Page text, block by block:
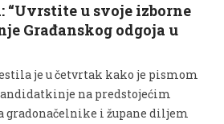
“Uvrstite u svoje izborne
Građanskog odgoja u
je u četvrtak kako je pismom
na predstojećim
i župane diljem